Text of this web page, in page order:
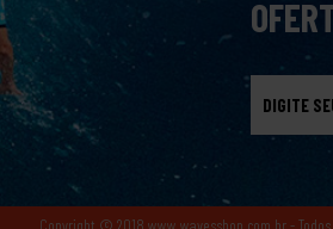
Copyright © 2018 www.wavesshop.com.br -